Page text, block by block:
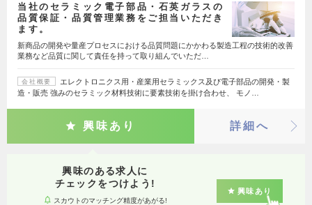
当社のセラミック電子部品・石英ガラスの
品質保証・品質管理業務をご担当いただき
ます。
新商品の開発や量産プロセスにおける品質問題にかかわる製造工程の技術的改善
業務など品質に関して責任を持って取り組んでいただ…
会社概要
エレクトロニクス用・産業用セラミックス及び電子部品の開発・製
造・販売 強みのセラミック材料技術に要素技術を掛け合わせ、 モノ…
興味あり 詳細へ
興味のある求人に
チェックをつけよう!
スカウトのマッチング精度があがる!
興味あり